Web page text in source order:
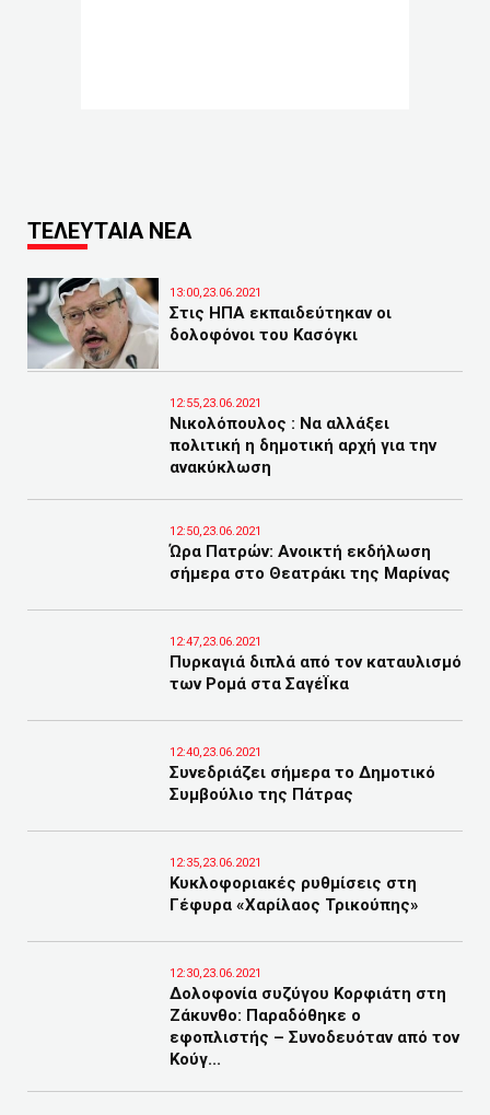
ΤΕΛΕΥΤΑΙΑ ΝΕΑ
13:00,23.06.2021
Στις ΗΠΑ εκπαιδεύτηκαν οι
δολοφόνοι του Κασόγκι
12:55,23.06.2021
Νικολόπουλος : Να αλλάξει
πολιτική η δημοτική αρχή για την
ανακύκλωση
12:50,23.06.2021
Ώρα Πατρών: Ανοικτή εκδήλωση
σήμερα στο Θεατράκι της Μαρίνας
12:47,23.06.2021
Πυρκαγιά διπλά από τον καταυλισμό
των Ρομά στα ΣαγέΪκα
12:40,23.06.2021
Συνεδριάζει σήμερα το Δημοτικό
Συμβούλιο της Πάτρας
12:35,23.06.2021
Κυκλοφοριακές ρυθμίσεις στη
Γέφυρα «Χαρίλαος Τρικούπης»
12:30,23.06.2021
Δολοφονία συζύγου Κορφιάτη στη
Ζάκυνθο: Παραδόθηκε ο
εφοπλιστής – Συνοδευόταν από τον
Κούγ...